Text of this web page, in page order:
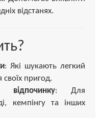
відстанях.
: Які шукають легкий
своїх пригод.
відпочинку: Для
кемпінгу та інших